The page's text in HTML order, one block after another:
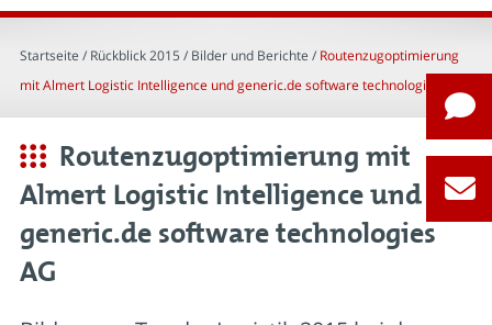
Startseite / Rückblick 2015 / Bilder und Berichte / Routenzugoptimierung
mit Almert Logistic Intelligence und generic.de software technologies AG
Routenzugoptimierung mit
Almert Logistic Intelligence und
generic.de software technologies
AG